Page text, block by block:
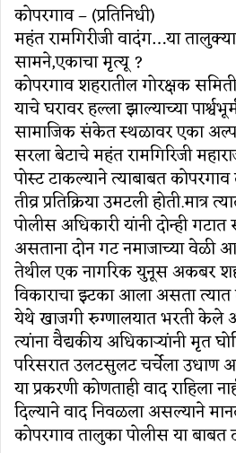
कोपरगाव – (प्रतिनिधी)
महंत रामगिरीजी वादंग…या
सामने,एकाचा मृत्यू ?
कोपरगाव शहरातील गोरक्षक
याचे घरावर हल्ला झाल्याच्या
सामाजिक संकेत स्थळावर एका
सरला बेटाचे महंत रामगिरिजी
पोस्ट टाकल्याने त्याबाबत
तीव्र प्रतिक्रिया उमटली होती.मात्र
पोलीस अधिकारी यांनी दोन्ही
असताना दोन गट नमाजाच्या वेळी
तेथील एक नागरिक युनूस अकबर
विकाराचा झ्टका आला असता त्यात
येथे खाजगी रुग्णालयात भरती केले
त्यांना वैद्यकीय अधिकाऱ्यांनी मृत
परिसरात उलटसुलट चर्चेला उधाण
या प्रकरणी कोणताही वाद राहिला
दिल्याने वाद निवळला असल्याने
कोपरगाव तालुका पोलीस या